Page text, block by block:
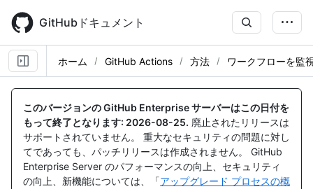
main
content
GitHubドキュメント
ホーム GitHub Actions 方法 ワークフローを監
このバージョンの GitHub Enterprise サーバーはこの日付を
もって終了となります: 2026-08-25. 廃止されたリリースは
サポートされていません。 重大なセキュリティの問題に対し
てであっても、パッチリリースは作成されません。 GitHub
Enterprise Server のパフォーマンスの向上、セキュリティ
の向上、新機能については、「アップグレード プロセスの概